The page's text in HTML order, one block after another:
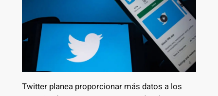
Twitter planea proporcionar más datos a los